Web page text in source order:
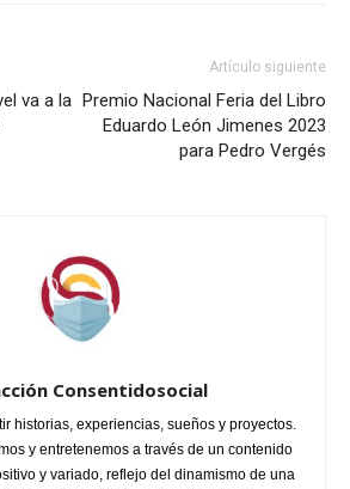
va a la
Artículo siguiente
Premio Nacional Feria del Libro
Eduardo León Jimenes 2023
para Pedro Vergés
Consentidosocial
historias, experiencias, sueños y proyectos.
y entretenemos a través de un contenido
y variado, reflejo del dinamismo de una